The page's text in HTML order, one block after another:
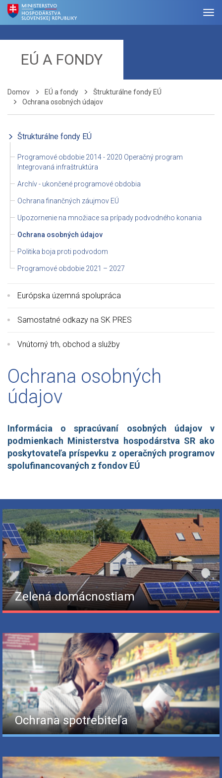
EÚ A FONDY
Domov EÚ a fondy
Štrukturálne fondy EÚ
Ochrana osobných údajov
Štrukturálne fondy EÚ
Programové obdobie 2014 - 2020 Operačný program
Integrovaná infraštruktúra
Archív - ukončené programové obdobia
Ochrana finančných záujmov EÚ
Upozornenie na množiace sa prípady podvodného konania
Ochrana osobných údajov
Politika boja proti podvodom
Programové obdobie 2021 – 2027
Európska územná spolupráca
Samostatné odkazy na SK PRES
Vnútorný trh, obchod a služby
Ochrana osobných
údajov
Informácia o spracúvaní osobných údajov v
podmienkach Ministerstva hospodárstva SR ako
poskytovateľa príspevku z operačných programov
spolufinancovaných z fondov EÚ
Zelená domácnostiam
Ochrana spotrebiteľa